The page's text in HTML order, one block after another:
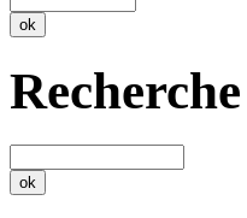
Recherche